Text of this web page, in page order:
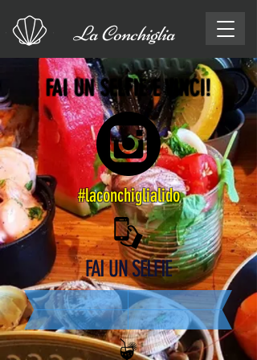
La Conchiglia
FAI UN SELFIE E VINCI!
#laconchiglialido
FAI UN SELFIE